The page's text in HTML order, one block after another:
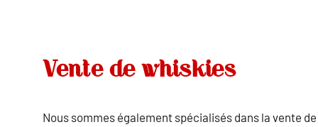
Vente de whiskies
Nous sommes également spécialisés dans la vente